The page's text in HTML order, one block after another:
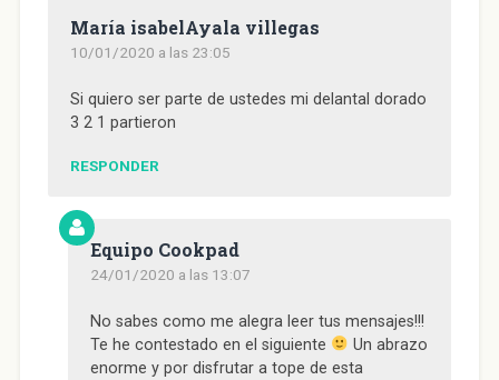
María isabelAyala villegas
10/01/2020 a las 23:05
Si quiero ser parte de ustedes mi delantal dorado
3 2 1 partieron
RESPONDER
Equipo Cookpad
24/01/2020 a las 13:07
No sabes como me alegra leer tus mensajes!!!
Te he contestado en el siguiente
Un abrazo
enorme y por disfrutar a tope de esta